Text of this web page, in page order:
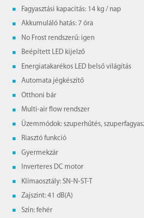
Fagyasztási kapacitás: 14 kg / nap
Akkumuláló hatás: 7 óra
No Frost rendszerű: igen
Beépített LED kijelző
Energiatakarékos LED belső világítás
Automata jégkészítő
Otthoni bár
Multi-air flow rendszer
Üzemmódok: szuperhűtés,
Riasztó funkció
Gyermekzár
Inverteres DC motor
Klímaosztály: SN-N-ST-T
Zajszint: 41 dB(A)
Szín: fehér